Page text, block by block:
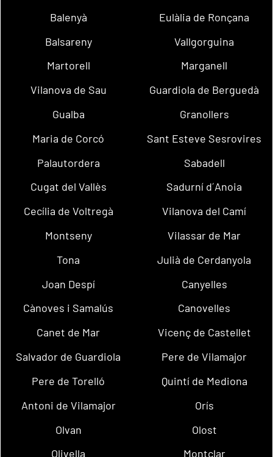
Balenyà
Eulàlia de Ronçana
Balsareny
Vallgorguina
Martorell
Marganell
Vilanova de Sau
Guardiola de Berguedà
Gualba
Granollers
Maria de Corcó
Sant Esteve Sesrovires
Palautordera
Sabadell
Cugat del Vallès
Sadurní d´Anoia
Cecília de Voltregà
Vilanova del Camí
Montseny
Vilassar de Mar
Tona
Julià de Cerdanyola
Joan Despí
Canyelles
Cànoves i Samalús
Canovelles
Canet de Mar
Vicenç de Castellet
Salvador de Guardiola
Pere de Vilamajor
Pere de Torelló
Quintí de Mediona
Antoni de Vilamajor
Orís
Olvan
Olost
Olivella
Montclar